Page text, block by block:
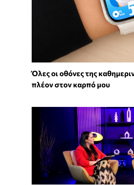
Όλες οι οθόνες της
πλέον στον καρπό μου